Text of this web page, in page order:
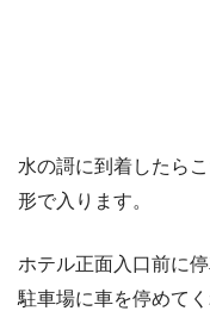
水の謌に到着したら
形で入ります。
ホテル正面入口前に
駐車場に車を停めてく